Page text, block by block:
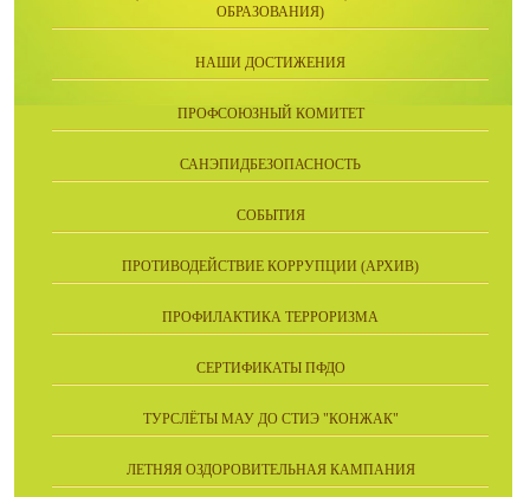
ОБРАЗОВАНИЯ)
НАШИ ДОСТИЖЕНИЯ
ПРОФСОЮЗНЫЙ КОМИТЕТ
САНЭПИДБЕЗОПАСНОСТЬ
СОБЫТИЯ
ПРОТИВОДЕЙСТВИЕ КОРРУПЦИИ (АРХИВ)
ПРОФИЛАКТИКА ТЕРРОРИЗМА
СЕРТИФИКАТЫ ПФДО
ТУРСЛЁТЫ МАУ ДО СТИЭ "КОНЖАК"
ЛЕТНЯЯ ОЗДОРОВИТЕЛЬНАЯ КАМПАНИЯ